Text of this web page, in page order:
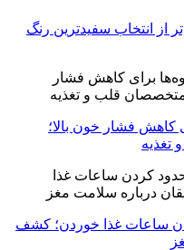
از انتخاب سفیدترین رنگ
کاهش فشار خون بالا؛
تغذیه
ساعات غذا خوردن؛ کشف